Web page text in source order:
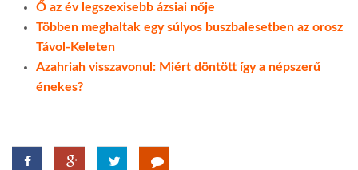
Ő az év legszexisebb ázsiai nője
Többen meghaltak egy súlyos buszbalesetben az orosz
Távol-Keleten
Azahriah visszavonul: Miért döntött így a népszerű
énekes?